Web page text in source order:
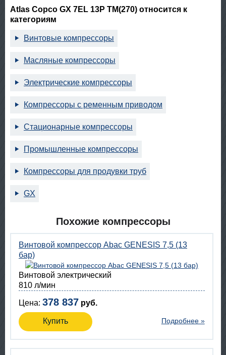
Atlas Copco GX 7EL 13P TM(270) относится к
категориям
Винтовые компрессоры
Масляные компрессоры
Электрические компрессоры
Компрессоры с ременным приводом
Стационарные компрессоры
Промышленные компрессоры
Компрессоры для продувки труб
GX
Похожие компрессоры
Винтовой компрессор Abac GENESIS 7,5 (13
бар)
Винтовой электрический
810 л/мин
Цена: 378 837 руб.
Купить Подробнее »